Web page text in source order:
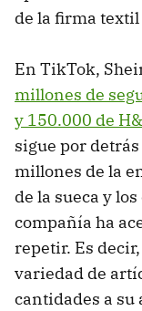
de la firma
En TikTok,
millones de
y 150.000 de
sigue por
millones de la
de la sueca y
compañía ha
repetir. Es
variedad de
cantidades a su